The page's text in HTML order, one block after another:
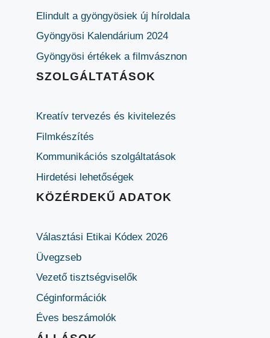
Elindult a gyöngyösiek új híroldala
Gyöngyösi Kalendárium 2024
Gyöngyösi értékek a filmvásznon
SZOLGÁLTATÁSOK
Kreatív tervezés és kivitelezés
Filmkészítés
Kommunikációs szolgáltatások
Hirdetési lehetőségek
KÖZÉRDEKŰ ADATOK
Választási Etikai Kódex 2026
Üvegzseb
Vezető tisztségviselők
Céginformációk
Éves beszámolók